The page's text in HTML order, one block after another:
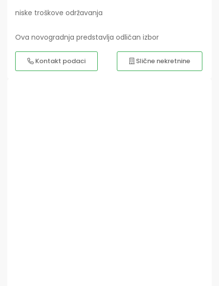
niske troškove održavanja
Ova novogradnja predstavlja odličan izbor
Kontakt podaci Slične nekretnine